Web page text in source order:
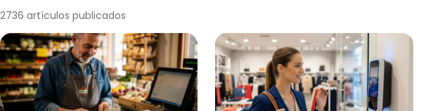
2736 artículos publicados